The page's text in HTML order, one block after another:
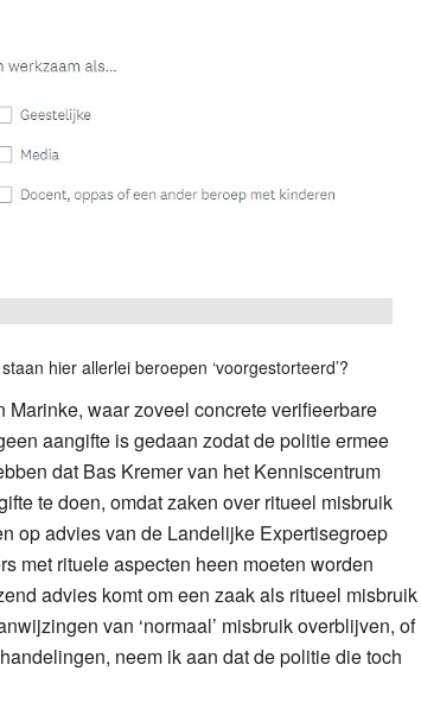
hier allerlei beroepen ‘voorgestorteerd’?
waar zoveel concrete verifieerbare
aangifte is gedaan zodat de politie ermee
dat Bas Kremer van het Kenniscentrum
te doen, omdat zaken over ritueel misbruik
op advies van de Landelijke Expertisegroep
met rituele aspecten heen moeten worden
advies komt om een zaak als ritueel misbruik
van ‘normaal’ misbruik overblijven, of
neem ik aan dat de politie die toch